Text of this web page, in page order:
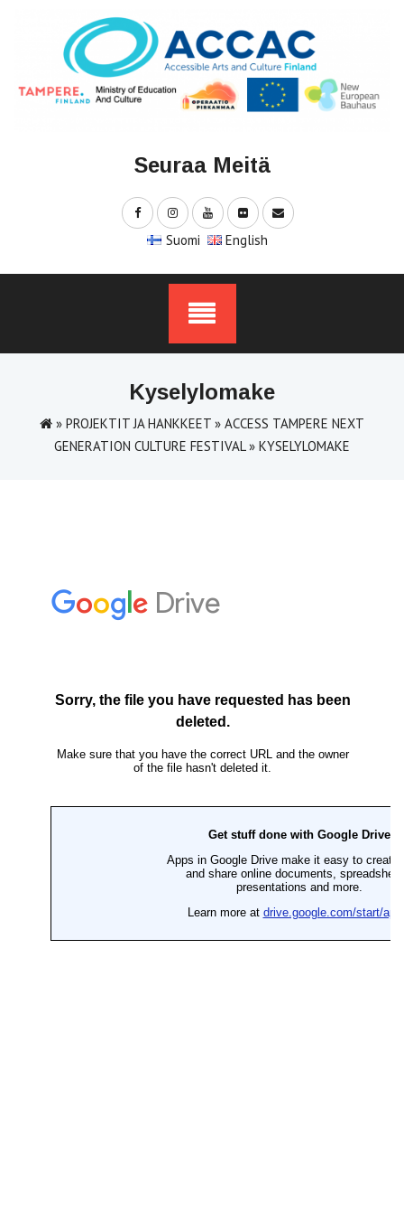
Seuraa Meitä
Suomi English
Kyselylomake
» PROJEKTIT JA HANKKEET » ACCESS TAMPERE NEXT
GENERATION CULTURE FESTIVAL» KYSELYLOMAKE